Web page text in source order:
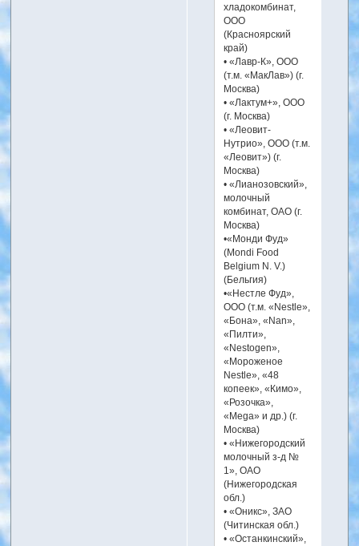
хладокомбинат,
ООО
(Красноярский
край)
• «Лавр-К», ООО
(т.м. «МакЛав») (г.
Москва)
• «Лактум+», ООО
(г. Москва)
• «Леовит-
Нутрио», ООО (т.м.
«Леовит») (г.
Москва)
• «Лианозовский»,
молочный
комбинат, ОАО (г.
Москва)
•«Монди Фуд»
(Mondi Food
Belgium N. V.)
(Бельгия)
•«Нестле Фуд»,
ООО (т.м. «Nestle»,
«Бона», «Nan»,
«Пилти»,
«Nestogen»,
«Мороженое
Nestle», «48
копеек», «Кимо»,
«Розочка»,
«Mega» и др.) (г.
Москва)
• «Нижегородский
молочный з-д №
1», ОАО
(Нижегородская
обл.)
• «Оникс», ЗАО
(Читинская обл.)
• «Останкинский»,